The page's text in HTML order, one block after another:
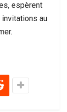
espèrent
invitations au